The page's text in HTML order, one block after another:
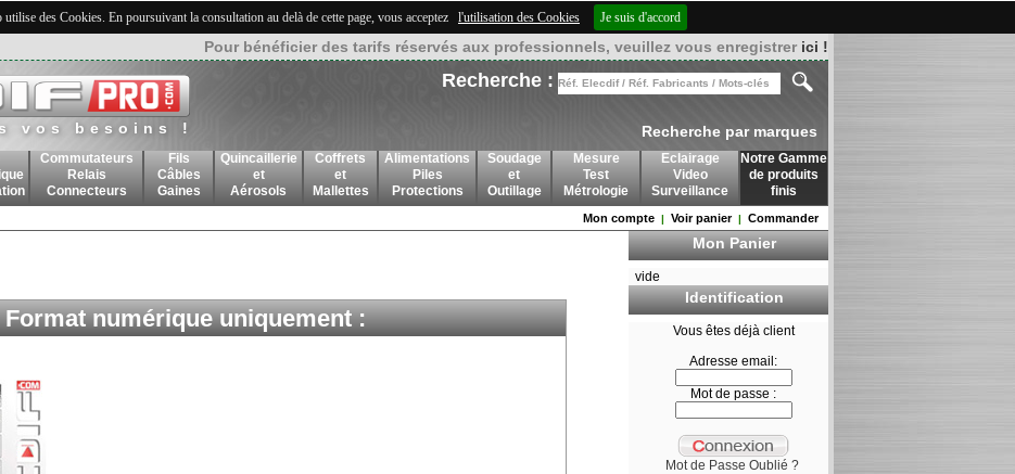
des Cookies. En poursuivant la consultation au delà de cette page, vous acceptez l'utilisation des Cookies Je suis d'accord
Pour bénéficier des tarifs réservés aux professionnels, veuillez vous enregistrer ici !
vos besoins !
Recherche :
Recherche par marques
Commutateurs
Relais
Connecteurs
Fils
Câbles
Gaines
Quincaillerie
et
Aérosols
Coffrets
et
Mallettes
Alimentations
Piles
Protections
Soudage
et
Outillage
Mesure
Test
Métrologie
Eclairage
Video
Surveillance
Notre Gamme
de produits
finis
Mon compte | Voir panier| Commander
Format numérique uniquement :
Mon Panier
vide
Identification
Vous êtes déjà client
Adresse email:
Mot de passe :
Mot de Passe Oublié ?